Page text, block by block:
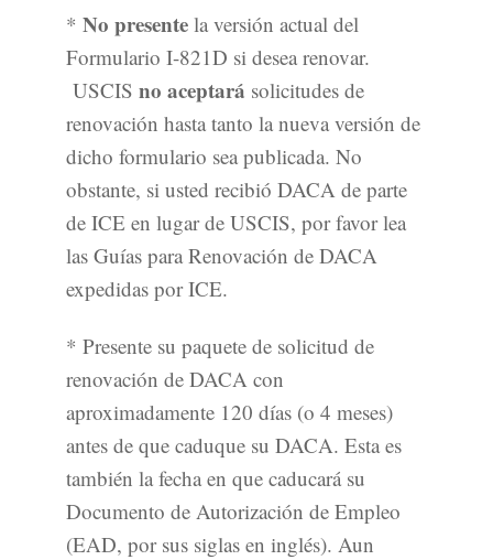
* No presente la versión actual del
Formulario I-821D si desea renovar.
USCIS no aceptará solicitudes de
renovación hasta tanto la nueva versión de
dicho formulario sea publicada. No
obstante, si usted recibió DACA de parte
de ICE en lugar de USCIS, por favor lea
las Guías para Renovación de DACA
expedidas por ICE.
* Presente su paquete de solicitud de
renovación de DACA con
aproximadamente 120 días (o 4 meses)
antes de que caduque su DACA. Esta es
también la fecha en que caducará su
Documento de Autorización de Empleo
(EAD, por sus siglas en inglés). Aun